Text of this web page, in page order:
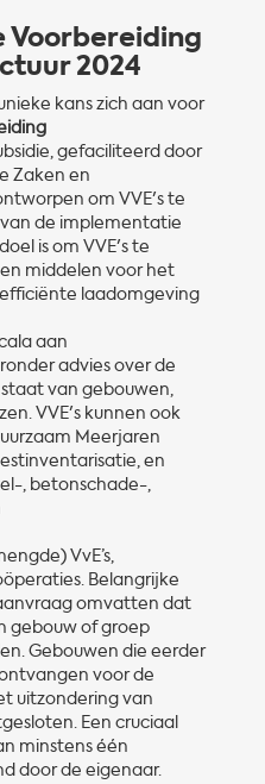
Voorbereiding
2024
kans zich aan voor
gefaciliteerd door
Zaken en
om VVE's te
de implementatie
is om VVE's te
middelen voor het
laadomgeving
aan
advies over de
van gebouwen,
VVE's kunnen ook
Meerjaren
en
, betonschade-,
VvE’s,
Belangrijke
omvatten dat
gebouw of groep
Gebouwen die eerder
voor de
uitzondering van
Een cruciaal
minstens één
door de eigenaar.